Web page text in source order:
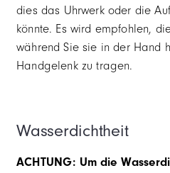
dies das Uhrwerk oder die
könnte. Es wird empfohlen,
während Sie sie in der Hand
Handgelenk zu tragen.
Wasserdichtheit
ACHTUNG: Um die